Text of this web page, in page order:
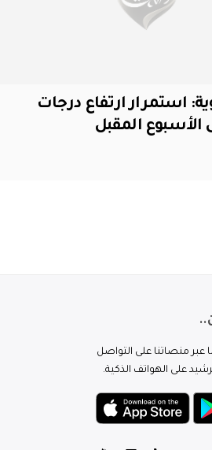
استمرار ارتفاع درجات
الأسبوع المقبل
عبر منصاتنا على التواصل
على الهواتف الذكية.